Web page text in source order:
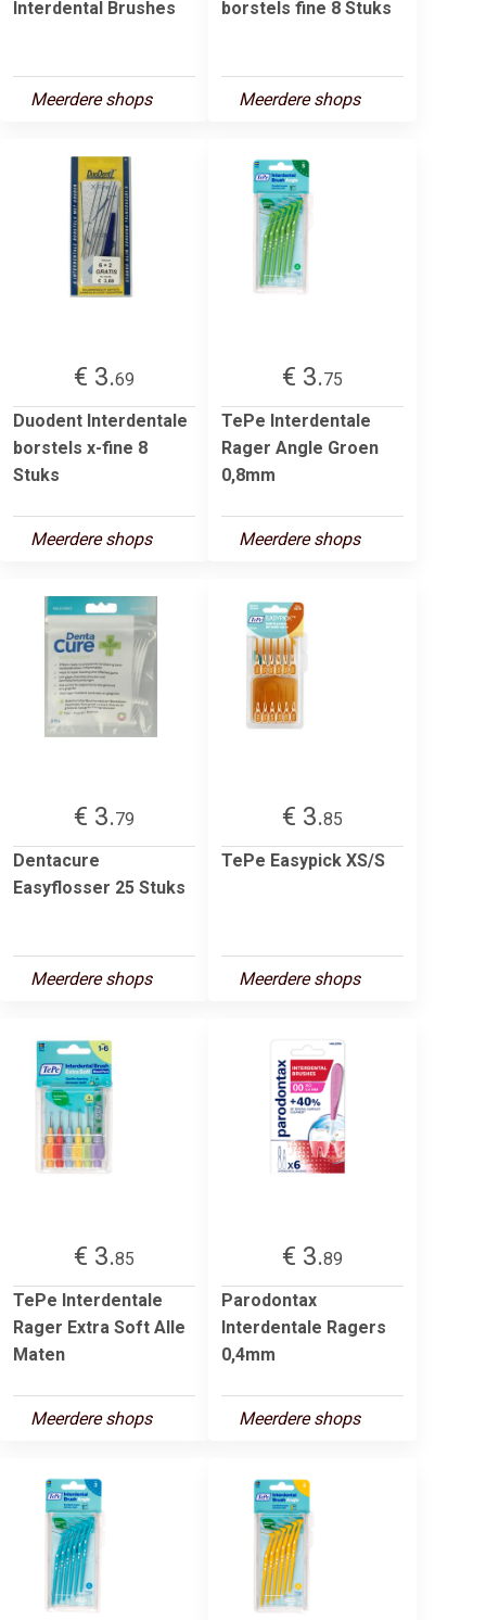
Interdental Brushes
Meerdere shops
borstels fine 8 Stuks
Meerdere shops
€ 3.69
Duodent Interdentale
borstels x-fine 8
Stuks
Meerdere shops
€ 3.75
TePe Interdentale
Rager Angle Groen
0,8mm
Meerdere shops
€ 3.79
Dentacure
Easyflosser 25 Stuks
Meerdere shops
€ 3.85
TePe Easypick XS/S
Meerdere shops
€ 3.85
TePe Interdentale
Rager Extra Soft Alle
Maten
Meerdere shops
€ 3.89
Parodontax
Interdentale Ragers
0,4mm
Meerdere shops